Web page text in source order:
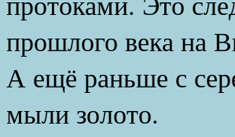
прошлого века на
А ещё раньше с
мыли золото.